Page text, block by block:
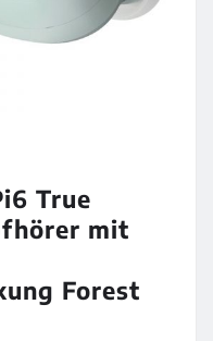
True
mit
Forest